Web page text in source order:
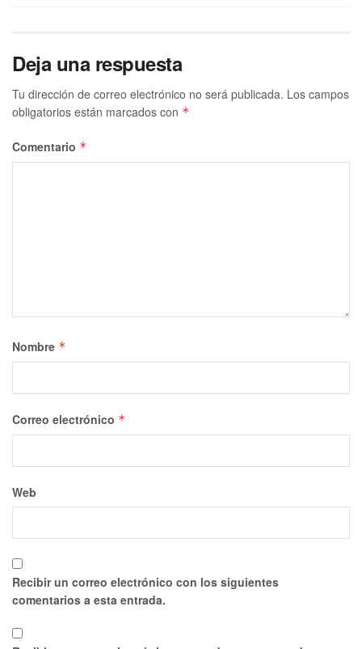
Deja una respuesta
Tu dirección de correo electrónico no será publicada. Los campos
obligatorios están marcados con *
Comentario *
Nombre *
Correo electrónico *
Web
Recibir un correo electrónico con los siguientes
comentarios a esta entrada.